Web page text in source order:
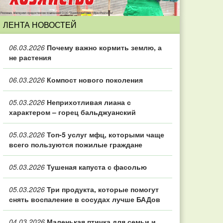
ЛЕНТА НОВОСТЕЙ
06.03.2026 Почему важно кормить землю, а
не растения
06.03.2026 Компост нового поколения
05.03.2026 Неприхотливая лиана с
характером – горец бальджуанский
05.03.2026 Топ‑5 услуг мфц, которыми чаще
всего пользуются пожилые граждане
05.03.2026 Тушеная капуста с фасолью
05.03.2026 Три продукта, которые помогут
снять воспаление в сосудах лучше БАДов